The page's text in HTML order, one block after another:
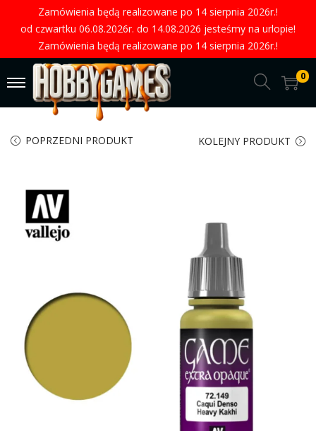
Zamówienia będą realizowane po 14 sierpnia 2026r.!
od czwartku 06.08.2026r. do 14.08.2026 jesteśmy na urlopie!
Zamówienia będą realizowane po 14 sierpnia 2026r.!
0
POPRZEDNI PRODUKT KOLEJNY PRODUKT